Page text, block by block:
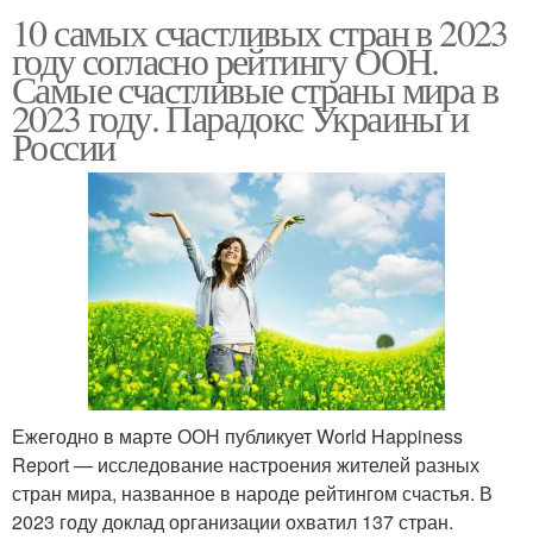
10 самых счастливых стран в 2023
году согласно рейтингу ООН.
Самые счастливые страны мира в
2023 году. Парадокс Украины и
России
Ежегодно в марте ООН публикует World Happiness
Report — исследование настроения жителей разных
стран мира, названное в народе рейтингом счастья. В
2023 году доклад организации охватил 137 стран.